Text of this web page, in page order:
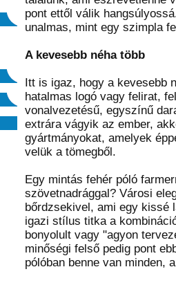
pont ettől válik
unalmas, mint egy szimpla
A kevesebb néha több
Itt is igaz, hogy a kevesebb
hatalmas logó vagy felirat,
vonalvezetésű, egyszínű
extrára vágyik az ember,
gyártmányokat, amelyek
velük a tömegből.
Egy mintás fehér póló
szövetnadrággal? Városi
bőrdzsekivel, ami egy kissé
igazi stílus titka a
bonyolult vagy "agyon
minőségi felső pedig pont
pólóban benne van minden,